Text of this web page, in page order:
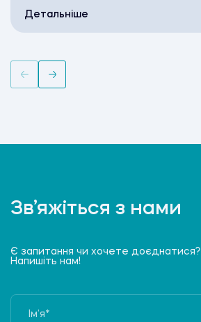
Детальніше
Зв’яжіться з нами
Є запитання чи хочете доєднатися?
Напишіть нам!